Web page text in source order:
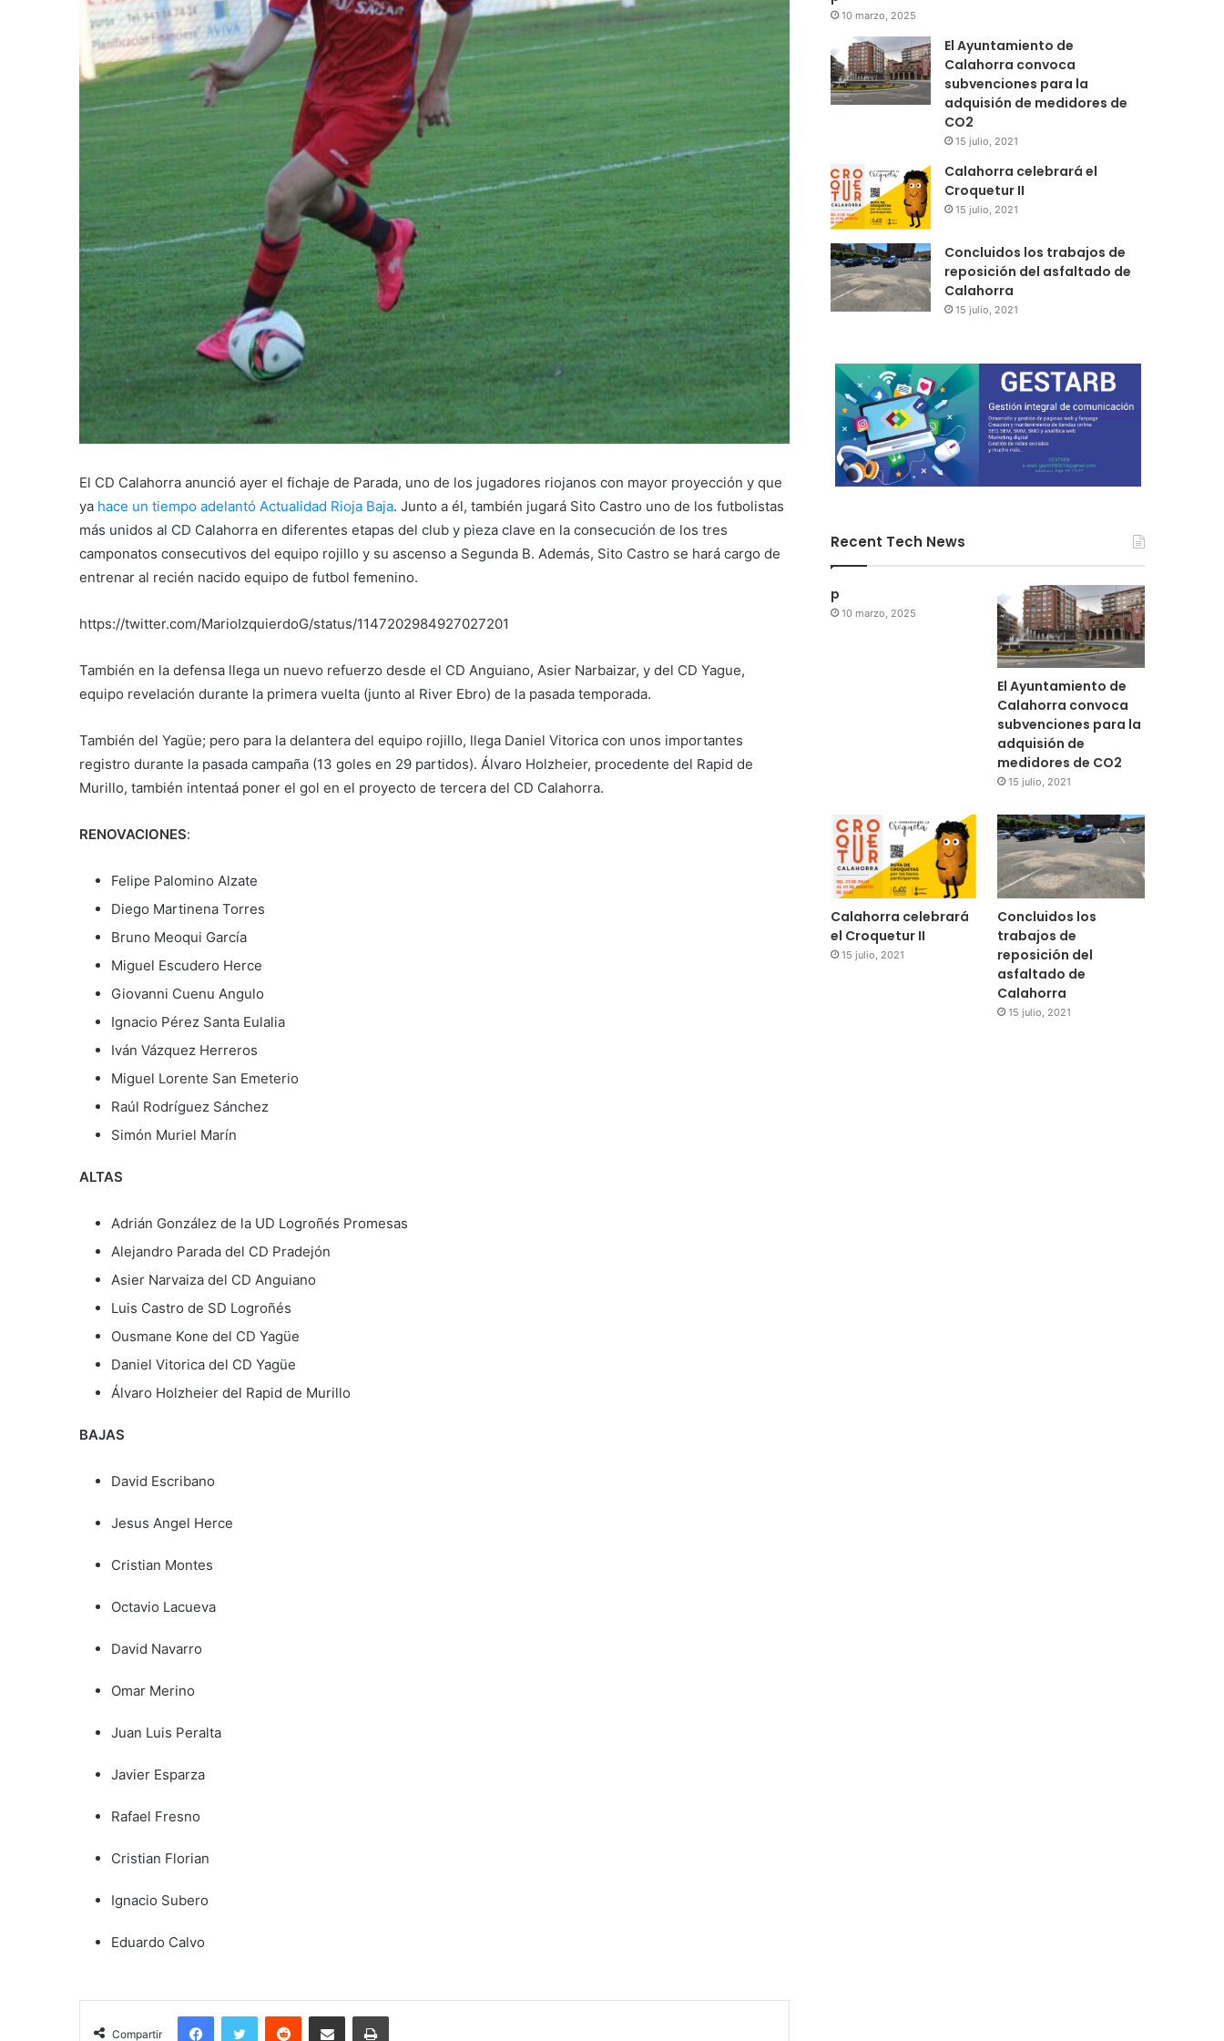
El CD Calahorra anunció ayer el fichaje de Parada, uno de los jugadores riojanos con mayor proyección y que
ya hace un tiempo adelantó Actualidad Rioja Baja. Junto a él, también jugará Sito Castro uno de los futbolistas
más unidos al CD Calahorra en diferentes etapas del club y pieza clave en la consecución de los tres
camponatos consecutivos del equipo rojillo y su ascenso a Segunda B. Además, Sito Castro se hará cargo de
entrenar al recién nacido equipo de futbol femenino.
https://twitter.com/MarioIzquierdoG/status/1147202984927027201
También en la defensa llega un nuevo refuerzo desde el CD Anguiano, Asier Narbaizar, y del CD Yague,
equipo revelación durante la primera vuelta (junto al River Ebro) de la pasada temporada.
También del Yagüe; pero para la delantera del equipo rojillo, llega Daniel Vitorica con unos importantes
registro durante la pasada campaña (13 goles en 29 partidos). Álvaro Holzheier, procedente del Rapid de
Murillo, también intentaá poner el gol en el proyecto de tercera del CD Calahorra.
RENOVACIONES:
Felipe Palomino Alzate
Diego Martinena Torres
Bruno Meoqui García
Miguel Escudero Herce
Giovanni Cuenu Angulo
Ignacio Pérez Santa Eulalia
Iván Vázquez Herreros
Miguel Lorente San Emeterio
Raúl Rodríguez Sánchez
Simón Muriel Marín
ALTAS
Adrián González de la UD Logroñés Promesas
Alejandro Parada del CD Pradejón
Asier Narvaiza del CD Anguiano
Luis Castro de SD Logroñés
Ousmane Kone del CD Yagüe
Daniel Vitorica del CD Yagüe
Álvaro Holzheier del Rapid de Murillo
BAJAS
David Escribano
Jesus Angel Herce
Cristian Montes
Octavio Lacueva
David Navarro
Omar Merino
Juan Luis Peralta
Javier Esparza
Rafael Fresno
Cristian Florian
Ignacio Subero
Eduardo Calvo
Compartir
10 marzo, 2025
El Ayuntamiento de
Calahorra convoca
subvenciones para la
adquisión de medidores de
CO2
15 julio, 2021
Calahorra celebrará el
Croquetur II
15 julio, 2021
Concluidos los trabajos de
reposición del asfaltado de
Calahorra
15 julio, 2021
Recent Tech News
p
10 marzo, 2025
El Ayuntamiento de
Calahorra convoca
subvenciones para la
adquisión de
medidores de CO2
15 julio, 2021
Calahorra celebrará
el Croquetur II
15 julio, 2021
Concluidos los
trabajos de
reposición del
asfaltado de
Calahorra
15 julio, 2021